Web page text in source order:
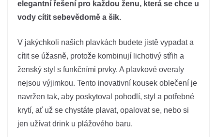
elegantní řešení pro každou ženu, která se chce u
vody cítit sebevědomě a šik.
V jakýchkoli našich plavkách budete jistě vypadat a
cítit se úžasně, protože kombinují lichotivý střih a
ženský styl s funkčními prvky. A plavkové overaly
nejsou výjimkou. Tento inovativní kousek oblečení je
navržen tak, aby poskytoval pohodlí, styl a potřebné
krytí, ať už se chystáte plavat, opalovat se, nebo si
jen užívat drink u plážového baru.